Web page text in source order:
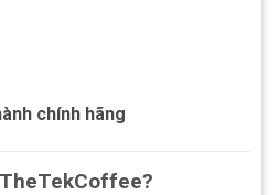
chính hãng